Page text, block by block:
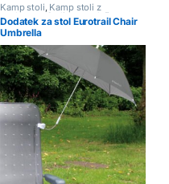
Kamp stoli, Kamp stoli z
naslonom ,Stoli za na plažo
Dodatek za stol Eurotrail Chair
Umbrella